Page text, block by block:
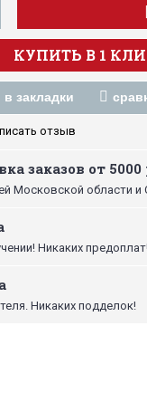
КУПИТЬ В 1
в закладки
отзыв
заказов от
Московской области и
Никаких
Никаких подделок!